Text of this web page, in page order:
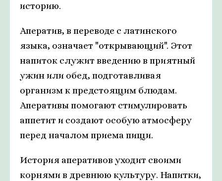
историю.
Аператив, в переводе с латинского
языка, означает "открывающий". Этот
напиток служит введению в приятный
ужин или обед, подготавливая
организм к предстоящим блюдам.
Аперативы помогают стимулировать
аппетит и создают особую атмосферу
перед началом приема пищи.
История аперативов уходит своими
корнями в древнюю культуру. Напитки,